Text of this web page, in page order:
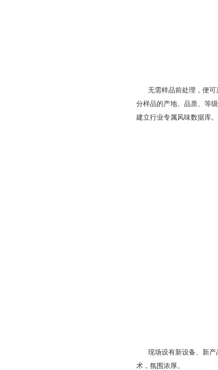
无需样品前处理，便可直
分样品的产地、品质
建立行业专属风味数据库。
现场设有新设备、新产品
术，氛围浓厚。